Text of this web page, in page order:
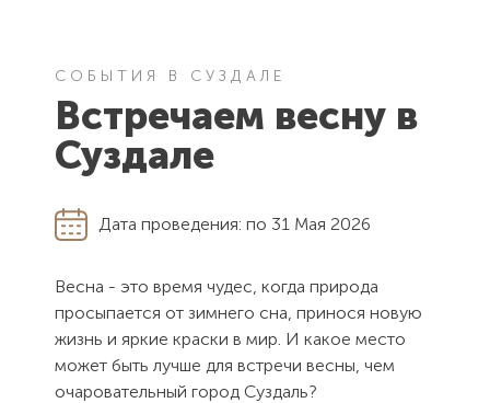
ЭЛЕКТРОННАЯ ПОЧТА
kremlinhotel@mail.ru
СОБЫТИЯ В СУЗДАЛЕ
Встречаем весну в
Суздале
Дата проведения: по 31 Мая 2026
Весна - это время чудес, когда природа
просыпается от зимнего сна, принося новую
жизнь и яркие краски в мир. И какое место
может быть лучше для встречи весны, чем
очаровательный город Суздаль?